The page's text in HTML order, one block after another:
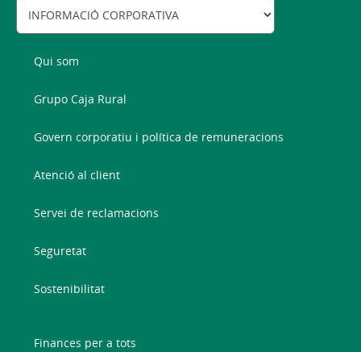
Qui som
Grupo Caja Rural
Govern corporatiu i política de remuneracions
Atenció al client
Servei de reclamacions
Seguretat
Sostenibilitat
Finances per a tots